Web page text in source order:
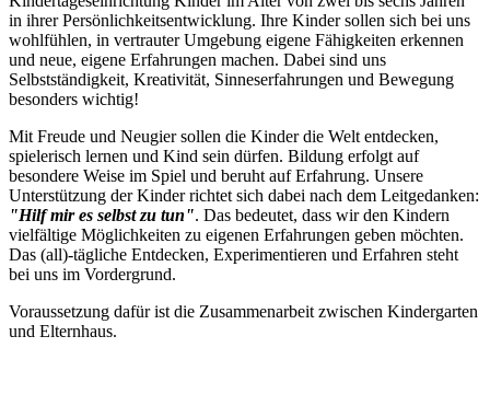
in ihrer Persönlichkeitsentwicklung. Ihre Kinder sollen sich bei uns
wohlfühlen, in vertrauter Umgebung eigene Fähigkeiten erkennen
und neue, eigene Erfah­rungen machen. Dabei sind uns
Selbstständigkeit, Kreativität, Sinneserfahrungen und Bewegung
besonders wichtig!
Mit Freude und Neugier sollen die Kinder die Welt entdecken,
spielerisch lernen und Kind sein dürfen. Bildung erfolgt auf
besondere Weise im Spiel und beruht auf Erfahrung. Unsere
Unterstützung der Kinder richtet sich dabei nach dem Leitgedanken:
"Hilf mir es selbst zu tun". Das bedeutet, dass wir den Kindern
vielfältige Möglichkeiten zu eigenen Erfahrun­gen geben möchten.
Das (all)-tägliche Entdecken, Experimentieren und Erfahren steht
bei uns im Vorder­grund.
Voraussetzung dafür ist die Zusammenarbeit zwischen Kindergarten
und Elternhaus.